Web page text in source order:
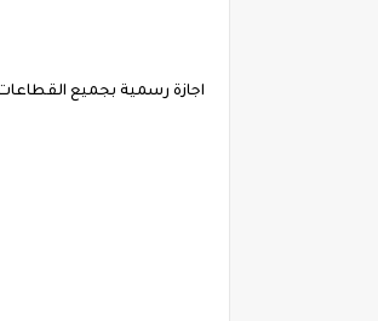
اجازة رسمية بجميع